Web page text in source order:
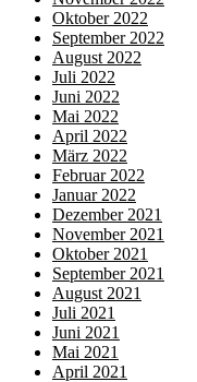
Oktober 2022
September 2022
August 2022
Juli 2022
Juni 2022
Mai 2022
April 2022
März 2022
Februar 2022
Januar 2022
Dezember 2021
November 2021
Oktober 2021
September 2021
August 2021
Juli 2021
Juni 2021
Mai 2021
April 2021